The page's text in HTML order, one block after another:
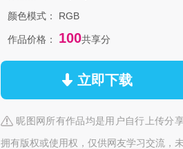
颜色模式：
RGB
作品价格： 100共享分
立即下载
昵图网所有作品均是用户自行上传分
拥有版权或使用权，仅供网友学习交流，